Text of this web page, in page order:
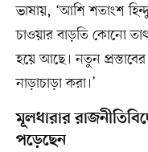
ভাষায়, ‘আশি শতাংশ
চাওয়ার বাড়তি কোনো
হয়ে আছে। নতুন
নাড়াচাড়া করা।’
মূলধারার
পড়েছেন